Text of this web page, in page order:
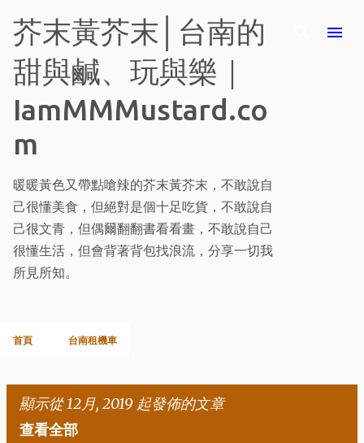
跳至主要內容
芥末黃芥末│台南的
甜與鹹、玩與樂｜
IamMMMustard.co
m
暖暖黃色又帶點嗆辣的芥末黃芥末，不敢說自
己很懂美食，但絕對是個十足吃貨，不敢說自
己很文青，但偶爾翻翻書看看畫，不敢說自己
很懂生活，但會背著背包找浪流，分享一切我
所見所知。
首頁 台南租機車
顯示從 12月, 2019 起發佈的文章
查看全部